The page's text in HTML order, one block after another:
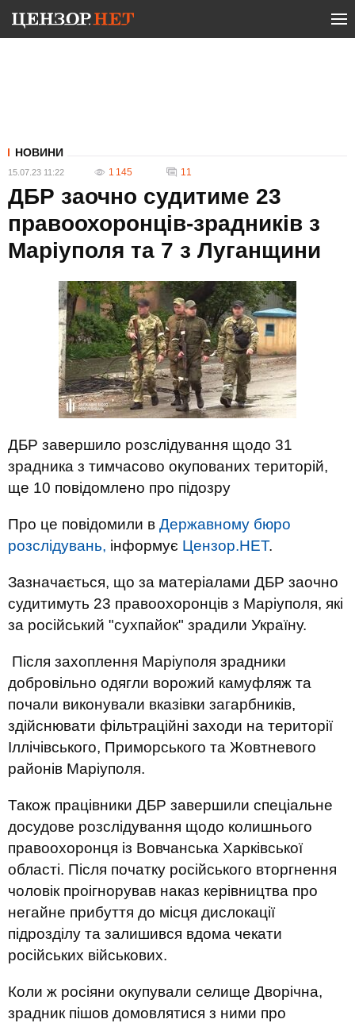
НОВИНИ
15.07.23 11:22 1 145 11
ДБР заочно судитиме 23
правоохоронців-зрадників з
Маріуполя та 7 з Луганщини
ДБР завершило розслідування щодо 31
зрадника з тимчасово окупованих територій,
ще 10 повідомлено про підозру
Про це повідомили в Державному бюро
розслідувань, інформує Цензор.НЕТ.
Зазначається, що за матеріалами ДБР заочно
судитимуть 23 правоохоронців з Маріуполя, які
за російський "сухпайок" зрадили Україну.
Після захоплення Маріуполя зрадники
добровільно одягли ворожий камуфляж та
почали виконували вказівки загарбників,
здійснювати фільтраційні заходи на території
Іллічівського, Приморського та Жовтневого
районів Маріуполя.
Також працівники ДБР завершили спеціальне
досудове розслідування щодо колишнього
правоохоронця із Вовчанська Харківської
області. Після початку російського вторгнення
чоловік проігнорував наказ керівництва про
негайне прибуття до місця дислокації
підрозділу та залишився вдома чекати
російських військових.
Коли ж росіяни окупували селище Дворічна,
зрадник пішов домовлятися з ними про